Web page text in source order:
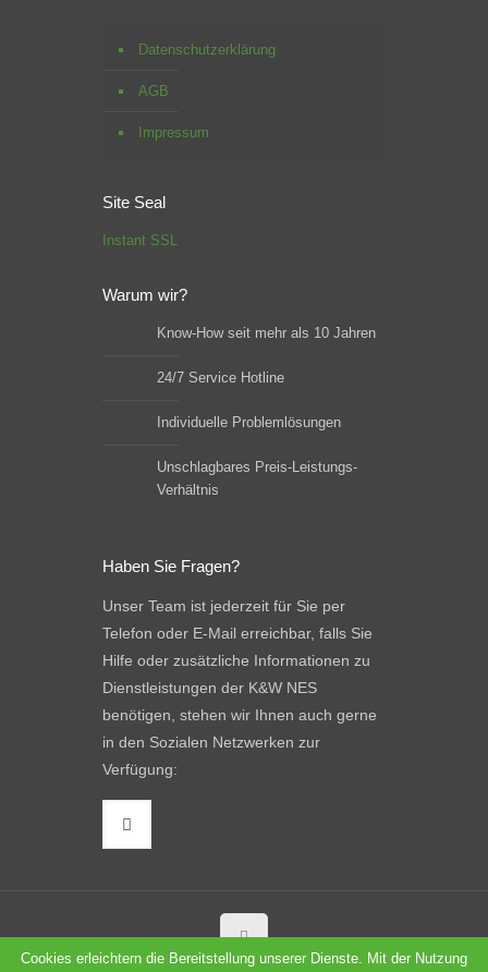
Datenschutzerklärung
AGB
Impressum
Site Seal
Instant SSL
Warum wir?
Know-How seit mehr als 10 Jahren
24/7 Service Hotline
Individuelle Problemlösungen
Unschlagbares Preis-Leistungs-
Verhältnis
Haben Sie Fragen?
Unser Team ist jederzeit für Sie per
Telefon oder E-Mail erreichbar, falls Sie
Hilfe oder zusätzliche Informationen zu
Dienstleistungen der K&W NES
benötigen, stehen wir Ihnen auch gerne
in den Sozialen Netzwerken zur
Verfügung:
Cookies erleichtern die Bereitstellung unserer Dienste. Mit der Nutzung